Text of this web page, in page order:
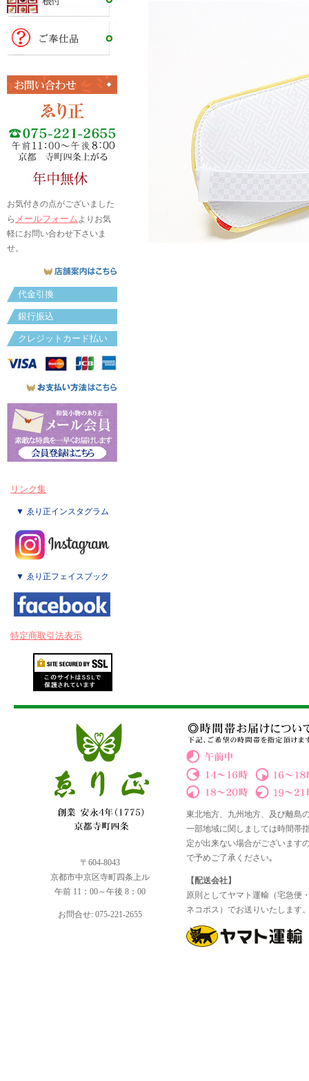
お気付きの点がございました
ら メールフォームよりお気
軽にお問い合わせ下さいま
せ。
代金引換
銀行振込
クレジットカード払い
リンク集
▼ ゑり正インスタグラム
▼ ゑり正フェイスブック
特定商取引法表示
〒604-8043
京都市中京区寺町四条上ル
午前 11：00～午後 8：00
お問合せ: 075-221-2655
東北地方、九州地方、及び離島
一部地域に関しましては時間帯
定が出来ない場合がございます
で予めご了承ください｡
【配送会社】
原則としてヤマト運輸（宅急便
ネコポス）でお送りいたします